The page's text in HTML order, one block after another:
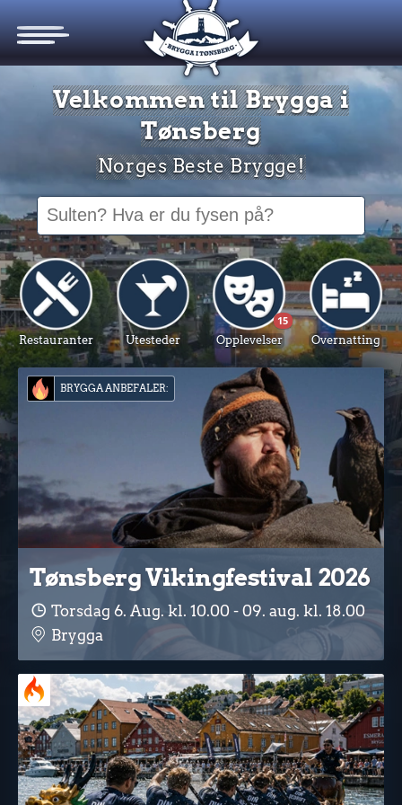
Velkommen tilBrygga i
Tønsberg
Norges Beste Brygge!
Restauranter Utesteder
15
Opplevelser Overnatting
BRYGGA ANBEFALER:
Tønsberg Vikingfestival 2026
Torsdag 6. Aug. kl. 10.00 - 09. aug. kl. 18.00
Brygga